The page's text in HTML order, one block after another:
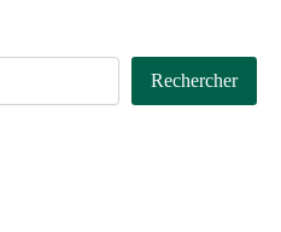
Rechercher